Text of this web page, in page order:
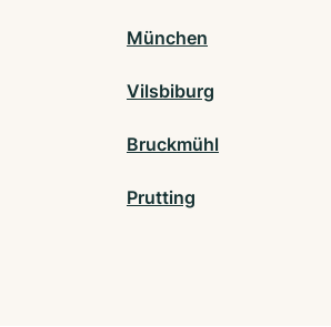
München
Vilsbiburg
Bruckmühl
Prutting